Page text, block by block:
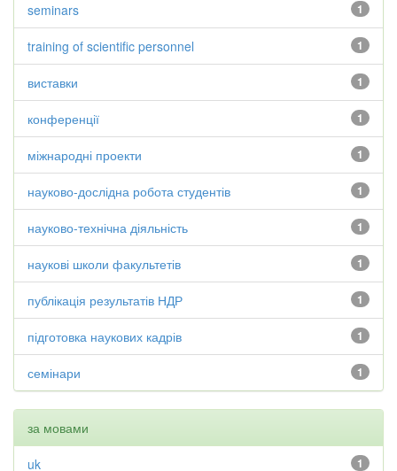
1
seminars
1
training of scientific personnel
1
виставки
1
конференції
1
міжнародні проекти
1
науково-дослідна робота студентів
1
науково-технічна діяльність
1
наукові школи факультетів
1
публікація результатів НДР
1
підготовка наукових кадрів
1
семінари
за мовами
1
uk